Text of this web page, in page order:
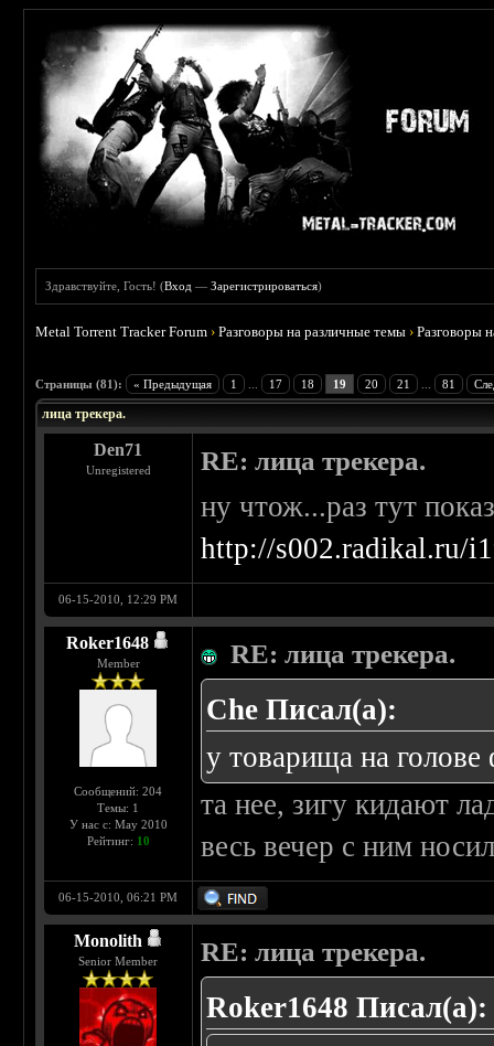
Здравствуйте, Гость! (Вход —Зарегистрироваться)
Metal Torrent Tracker Forum ›Разговоры на различные темы ›Разговоры
Страницы (81): « Предыдущая 1 17 18 19 20 21 81
лица трекера.
Den71
Unregistered RE: лица трекера.
ну чтож...раз тут
http://s002.radikal.ru/
06-15-2010, 12:29 PM
Roker1648
Member
Сообщений: 204
Темы: 1
У нас с: May 2010
Рейтинг: 10
RE: лица трекера.
Che Писал(а):
у товарища на
та нее, зигу кидают
весь вечер с ним
06-15-2010, 06:21 PM
Monolith
Senior Member RE: лица трекера.
Roker1648 Писал(а):